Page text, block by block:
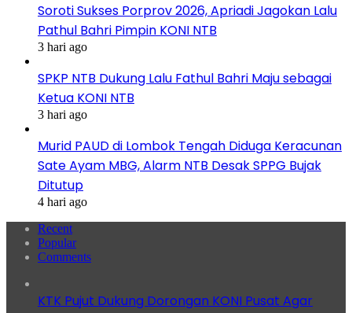
Soroti Sukses Porprov 2026, Apriadi Jagokan Lalu
Pathul Bahri Pimpin KONI NTB
3 hari ago
SPKP NTB Dukung Lalu Fathul Bahri Maju sebagai
Ketua KONI NTB
3 hari ago
Murid PAUD di Lombok Tengah Diduga Keracunan
Sate Ayam MBG, Alarm NTB Desak SPPG Bujak
Ditutup
4 hari ago
Recent
Popular
Comments
KTK Pujut Dukung Dorongan KONI Pusat Agar